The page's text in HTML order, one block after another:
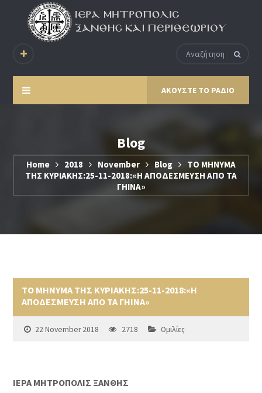
ΑΚΟΥΣΤΕ ΤΟ ΡΑΔΙΟ
Blog
Home 2018 November Blog
ΤΟ ΜΗΝΥΜΑ
ΤΗΣ ΚΥΡΙΑΚΗΣ:25-11-2018:«Η ΑΠΟΔΕΣΜΕΥΣΗ ΑΠΟ ΤΑ
ΓΗΙΝΑ»
ΤΟ ΜΗΝΥΜΑ ΤΗΣ ΚΥΡΙΑΚΗΣ:25-11-2018:«Η
ΑΠΟΔΕΣΜΕΥΣΗ ΑΠΟ ΤΑ ΓΗΙΝΑ»
22 November 2018 2718 Ομιλίες
ΙΕΡΑ ΜΗΤΡΟΠΟΛΙΣ ΞΑΝΘΗΣ